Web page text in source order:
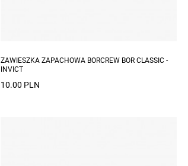
ZAWIESZKA ZAPACHOWA BORCREW BOR CLASSIC -
INVICT
10.00 PLN